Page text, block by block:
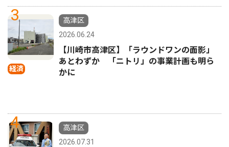
3
経済
高津区
2026.06.24
【川崎市高津区】「ラウンドワンの面影」
あとわずか 「ニトリ」の事業計画も明ら
かに
4
高津区
2026.07.31